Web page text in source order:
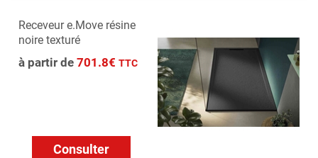
Receveur e.Move résine
noire texturé
à partir de 701.8€ TTC
Consulter